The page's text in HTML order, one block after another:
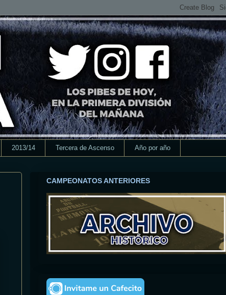
2013/14 Tercera de Ascenso Año por año
CAMPEONATOS ANTERIORES